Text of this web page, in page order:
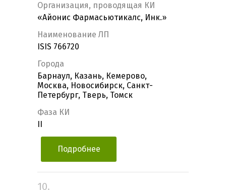
Организация, проводящая КИ
«Айонис Фармасьютикалс, Инк.»
Наименование ЛП
ISIS 766720
Города
Барнаул, Казань, Кемерово,
Москва, Новосибирск, Санкт-
Петербург, Тверь, Томск
Фаза КИ
Подробнее
10.